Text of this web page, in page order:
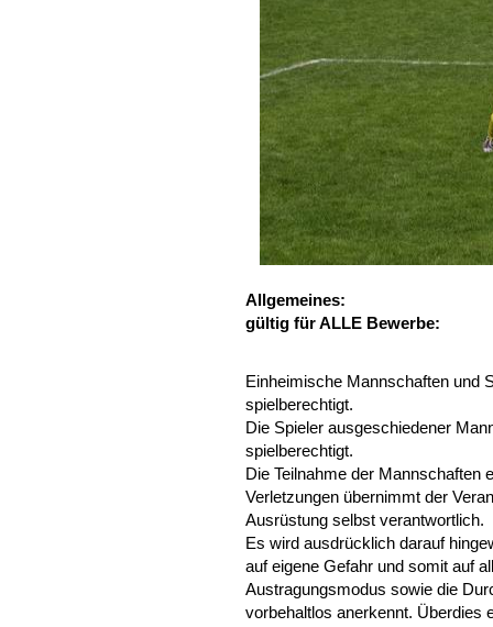
Allgemeines:
gültig für ALLE Bewerbe:
Einheimische Mannschaften und
spielberechtigt.
Die Spieler ausgeschiedener
spielberechtigt.
Die Teilnahme der Mannschaften
Verletzungen übernimmt der
Ausrüstung selbst verantwortlich.
Es wird ausdrücklich darauf
auf eigene Gefahr und somit auf
Austragungsmodus sowie die
vorbehaltlos anerkennt. Überdies